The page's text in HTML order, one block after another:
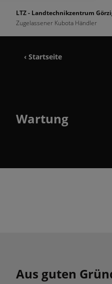
LTZ - Landtechnikzentrum
Zugelassener Kubota Händler
‹ Startseite
Wartung
Aus guten